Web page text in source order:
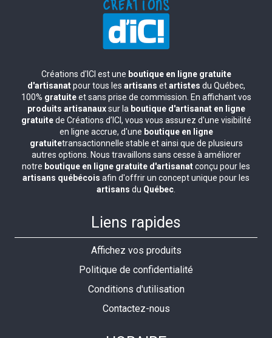
Créations d'ICI est une boutique en ligne gratuite
d'artisanatpour tous les artisans etartistes du Québec,
100% gratuiteet sans prise de commission. En affichant vos
produits artisanauxsur la boutique d'artisanat en ligne
gratuitede Créations d’ICI, vous vous assurez d'une visibilité
en ligne accrue, d'une boutique en ligne
gratuitetransactionnelle stable et ainsi que de plusieurs
autres options. Nous travaillons sans cesse à améliorer
notre boutique en ligne gratuite d'artisanatconçu pour les
artisans québécois afin d'offrir un concept unique pour les
artisans du Québec
Liens rapides
Affichez vos produits
Politique de confidentialité
Conditions d'utilisation
Contactez-nous